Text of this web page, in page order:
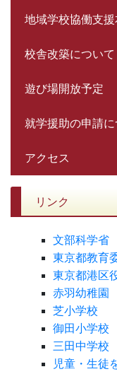
地域学校協働支援
校舎改築について
遊び場開放予定
就学援助の申請に
アクセス
リンク
文部科学省
東京都教育
東京都港区
赤羽幼稚園
芝小学校
御田小学校
三田中学校
児童・生徒